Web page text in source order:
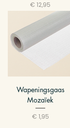
Prijs
€ 12,95
Wapeningsgaas
Mozaïek
Prijs
€ 1,95